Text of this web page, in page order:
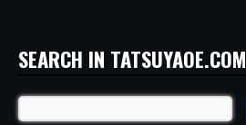
SEARCH IN TATSUYAOE.COM